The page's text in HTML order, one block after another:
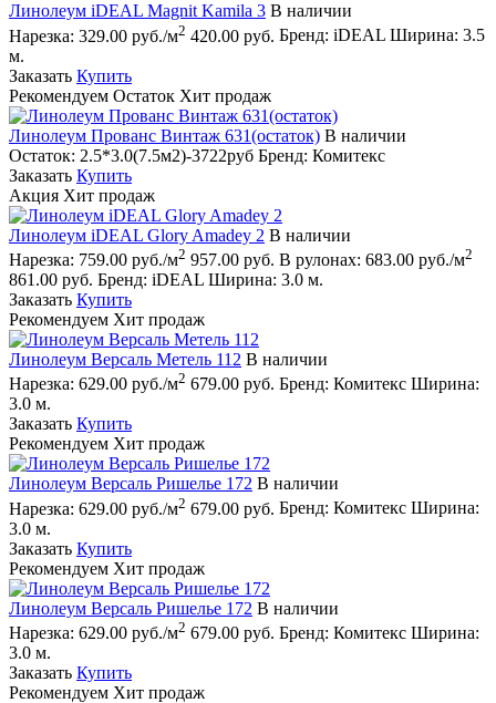
Линолеум iDEAL Magnit Kamila 3 В наличии
Нарезка: 329.00 руб./м2 420.00 руб. Бренд: iDEAL Ширина: 3.5
м.
Заказать Купить
Рекомендуем Остаток Хит продаж
Линолеум Прованс Винтаж 631(остаток) В наличии
Остаток: 2.5*3.0(7.5м2)-3722руб Бренд: Комитекс
Заказать Купить
Акция Хит продаж
Линолеум iDEAL Glory Amadey 2 В наличии
Нарезка: 759.00 руб./м2 957.00 руб. В рулонах: 683.00 руб./м2
861.00 руб. Бренд: iDEAL Ширина: 3.0 м.
Заказать Купить
Рекомендуем Хит продаж
Линолеум Версаль Метель 112 В наличии
Нарезка: 629.00 руб./м2 679.00 руб. Бренд: Комитекс Ширина:
3.0 м.
Заказать Купить
Рекомендуем Хит продаж
Линолеум Версаль Ришелье 172 В наличии
Нарезка: 629.00 руб./м2 679.00 руб. Бренд: Комитекс Ширина:
3.0 м.
Заказать Купить
Рекомендуем Хит продаж
Линолеум Версаль Ришелье 172 В наличии
Нарезка: 629.00 руб./м2 679.00 руб. Бренд: Комитекс Ширина:
3.0 м.
Заказать Купить
Рекомендуем Хит продаж